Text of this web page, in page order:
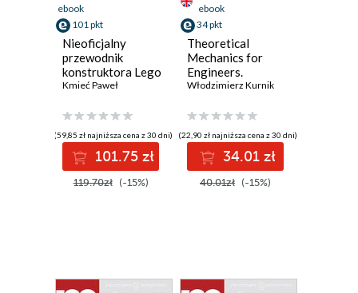
ebook
101 pkt
Nieoficjalny
przewodnik
konstruktora Lego
Technic, wyd. II
Kmieć Paweł
(59,85 zł najniższa cena z 30 dni)
101.75 zł
119.70zł (-15%)
ebook
34 pkt
Theoretical
Mechanics for
Engineers.
Lectures
Włodzimierz Kurnik
(22,90 zł najniższa cena z 30 dni)
34.01 zł
40.01zł (-15%)